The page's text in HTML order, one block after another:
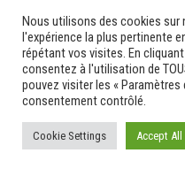
Travail
Travaux
Travaux THD
travaux utiles
TSUNAMI
TZCLD
Nous utilisons des cookies
l'expérience la plus pertinente
répétant vos visites. En
consentez à l'utilisation de
pouvez visiter les «
consentement contrôlé.
Cookie Settings Accept All